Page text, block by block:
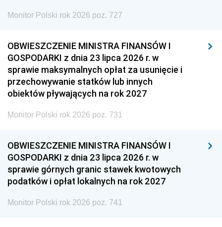
Monitor Polski rok 2026 poz. 727
OBWIESZCZENIE MINISTRA FINANSÓW I
GOSPODARKI z dnia 23 lipca 2026 r. w
sprawie maksymalnych opłat za usunięcie i
przechowywanie statków lub innych
obiektów pływających na rok 2027
Monitor Polski rok 2026 poz. 731
OBWIESZCZENIE MINISTRA FINANSÓW I
GOSPODARKI z dnia 23 lipca 2026 r. w
sprawie górnych granic stawek kwotowych
podatków i opłat lokalnych na rok 2027
Monitor Polski rok 2026 poz. 741